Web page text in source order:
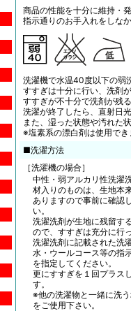
商品の性能を十分に維持・
指示通りのお手入れをしな
洗濯機で水温40度以下の弱
すすぎは十分に行い、洗剤
すすぎが不十分で洗剤が残
洗濯が終了したら、直射日
また、湿った状態や汚れた
※塩素系の漂白剤は使用でき
■洗濯方法
［洗濯機の場合］
中性・弱アルカリ性洗濯
材入りのものは、生地本
ありますので事前に確認
い。
洗濯洗剤が生地に残留す
ので、すすぎは充分に行
洗濯洗剤に記載された洗
水・ウールコース等の指
を指定してください。
更にすすぎを１回プラス
す。
※他の洗濯物と一緒に洗
をご使用下さい。